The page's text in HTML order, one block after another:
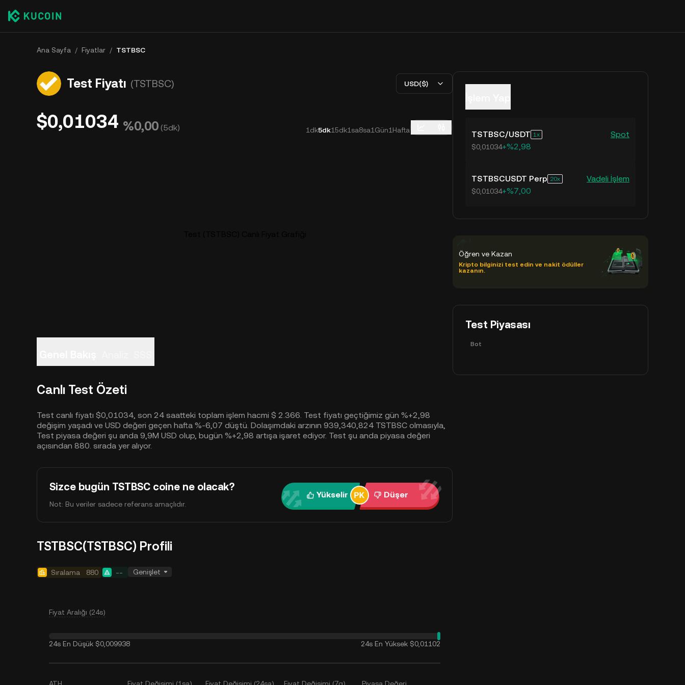
Ana Sayfa / Fiyatlar / TSTBSC
Test Fiyatı (TSTBSC) USD($)
$0,01034 %0,00 (5dk) 1dk5dk15dk1sa8sa1Gün1Hafta
Canlı Test Özeti
Test canlı fiyatı $0,01034, son 24 saatteki toplam işlem hacmi $ 2.366. Test fiyatı geçtiğimiz gün %+2,98
değişim yaşadı ve USD değeri geçen hafta %-6,07 düştü. Dolaşımdaki arzının 939,340,824 TSTBSC olmasıyla,
Test piyasa değeri şu anda 9,9M USD olup, bugün %+2,98 artışa işaret ediyor. Test şu anda piyasa değeri
açısından 880. sırada yer alıyor.
Sizce bugün TSTBSC coine ne olacak?
Not: Bu veriler sadece referans amaçlıdır.
Yükselir Düşer
TSTBSC(TSTBSC) Profili
Sıralama 880 -- Genişlet
Fiyat Aralığı (24s)
24s En Düşük $0,009938 24s En Yüksek $0,01102
TSTBSC/USDT 1 Spot
$0,01034+%2,98
TSTBSCUSDT Perp 20 Vadeli İşlem
$0,01034+%7,00
Öğren ve Kazan
Kripto bilginizi test edin ve nakit ödüller
kazanın.
Test Piyasası
Bot